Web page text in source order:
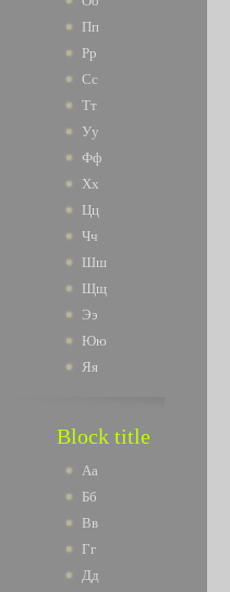
Пп
Рр
Сс
Тт
Уу
Фф
Хх
Цц
Чч
Шш
Щщ
Ээ
Юю
Яя
Block title
Аа
Бб
Вв
Гг
Дд